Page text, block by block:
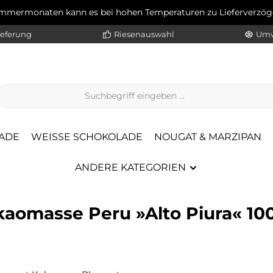
kann es bei hohen Temperaturen zu
Riesenauswahl
WEISSE SCHOKOLADE NOUGAT & MARZIPAN
ANDERE KATEGORIEN
Peru »Alto Piura«